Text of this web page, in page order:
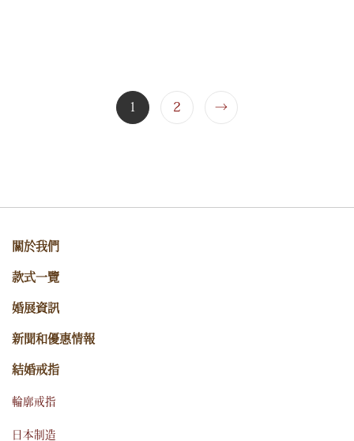
1 2 →
關於我們
款式一覽
婚展資訊
新聞和優惠情報
結婚戒指
輪廓戒指
日本制造